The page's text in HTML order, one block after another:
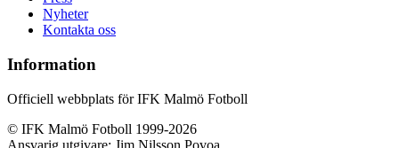
Nyheter
Kontakta oss
Information
Officiell webbplats för IFK Malmö Fotboll
© IFK Malmö Fotboll 1999-2026
Ansvarig utgivare: Jim Nilsson Povoa